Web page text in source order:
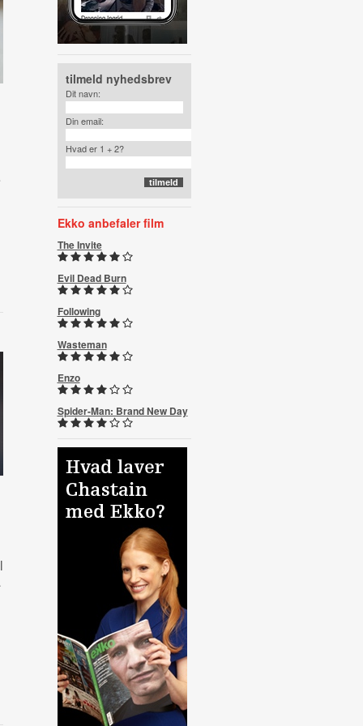
tilmeld nyhedsbrev
Dit navn:
Din email:
Hvad er 1 + 2?
Ekko anbefaler film
The Invite
Evil Dead Burn
Following
Wasteman
Enzo
Spider-Man: Brand New Day